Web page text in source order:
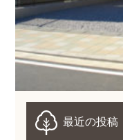
最近の投稿